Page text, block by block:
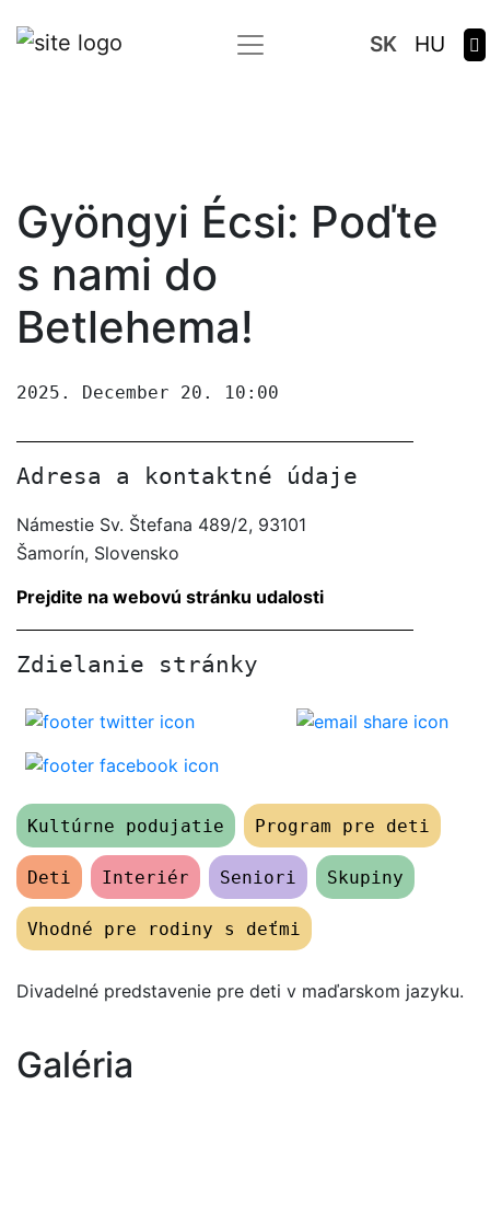
SK HU
Gyöngyi Écsi: Poďte
s nami do
Betlehema!
2025. December 20. 10:00
Adresa a kontaktné údaje
Námestie Sv. Štefana 489/2, 93101
Šamorín, Slovensko
Prejdite na webovú stránku udalosti
Zdielanie stránky
Kultúrne podujatie Program pre deti
Deti Interiér Seniori Skupiny
Vhodné pre rodiny s deťmi
Divadelné predstavenie pre deti v maďarskom jazyku.
Galéria